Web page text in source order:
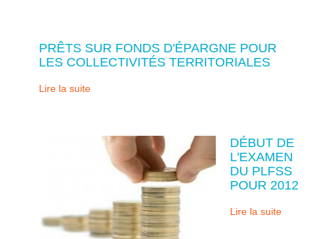
PRÊTS SUR FONDS D'ÉPARGNE POUR
LES COLLECTIVITÉS TERRITORIALES
Lire la suite
DÉBUT DE
L'EXAMEN
DU PLFSS
POUR 2012
Lire la suite